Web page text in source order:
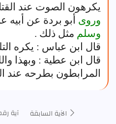
يكرهون الصوت عند
وروى أبو بردة عن أبيه
وسلم مثل ذلك .
قال ابن عباس : يكره
قال ابن عطية : وبهذا
المرابطون بطرحه عند
الآية السابقة آية رقم